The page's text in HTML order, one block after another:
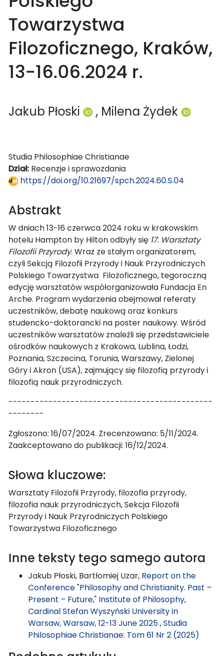
Towarzystwa
Filozoficznego, Kraków,
13-16.06.2024 r.
Jakub Płoski , Milena Żydek
Studia Philosophiae Christianae
Dział: Recenzje i sprawozdania
https://doi.org/10.21697/spch.2024.60.S.04
Abstrakt
W dniach 13-16 czerwca 2024 roku w krakowskim
hotelu Hampton by Hilton odbyły się 17. Warsztaty
Filozofii Przyrody. Wraz ze stałym organizatorem,
czyli Sekcją Filozofii Przyrody i Nauk Przyrodniczych
Polskiego Towarzystwa Filozoficznego, tegoroczną
edycję warsztatów współorganizowała Fundacja En
Arche. Program wydarzenia obejmował referaty
uczestników, debatę naukową oraz konkurs
studencko-doktorancki na poster naukowy. Wśród
uczestników warsztatów znaleźli się przedstawiciele
ośrodków naukowych z Krakowa, Lublina, Łodzi,
Poznania, Szczecina, Torunia, Warszawy, Zielonej
Góry i Akron (USA), zajmujący się filozofią przyrody i
filozofią nauk przyrodniczych.
----------------------------------------------
--------
Zgłoszono: 16/07/2024. Zrecenzowano: 5/11/2024.
Zaakceptowano do publikacji: 16/12/2024.
Słowa kluczowe:
Warsztaty Filozofii Przyrody, filozofia przyrody,
filozofia nauk przyrodniczych, Sekcja Filozofii
Przyrody i Nauk Przyrodniczych Polskiego
Towarzystwa Filozoficznego
Inne teksty tego samego autora
Jakub Płoski, Bartłomiej Uzar, Report on the
Conference "Philosophy and Christianity. Past –
Present – Future," Institute of Philosophy,
Cardinal Stefan Wyszyński University in
Warsaw, Warsaw, 12-13 June 2025,Studia
Philosophiae Christianae: Tom 61 Nr 2 (2025)